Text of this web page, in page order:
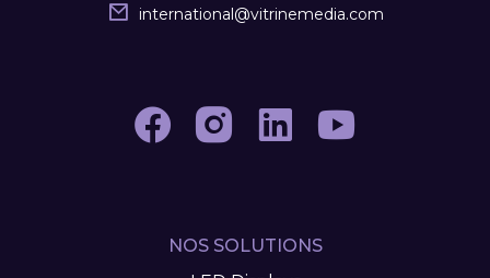
international@vitrinemedia.com
NOS SOLUTIONS